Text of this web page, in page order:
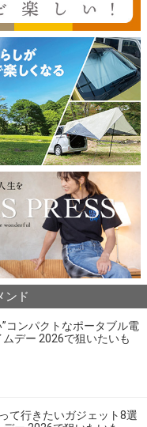
ンド
コンパクトなポータブル電
デー 2026で狙いたいも
て行きたいガジェット8選